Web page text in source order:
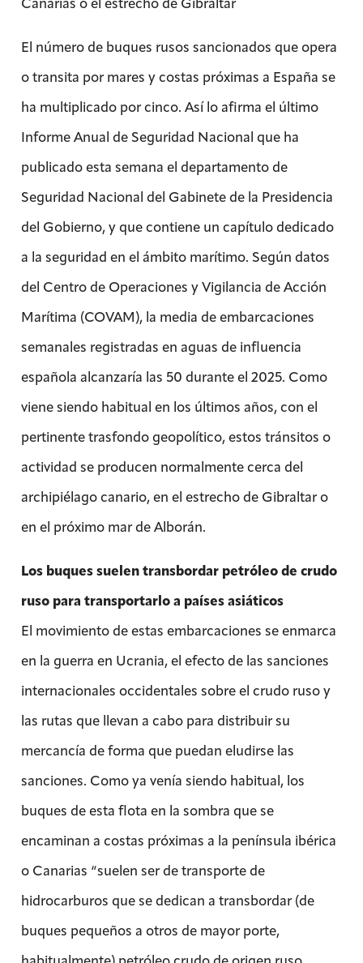
El número de buques rusos sancionados que opera
o transita por mares y costas próximas a España se
ha multiplicado por cinco. Así lo afirma el último
Informe Anual de Seguridad Nacional que ha
publicado esta semana el departamento de
Seguridad Nacional del Gabinete de la Presidencia
del Gobierno, y que contiene un capítulo dedicado
a la seguridad en el ámbito marítimo. Según datos
del Centro de Operaciones y Vigilancia de Acción
Marítima (COVAM), la media de embarcaciones
semanales registradas en aguas de influencia
española alcanzaría las 50 durante el 2025. Como
viene siendo habitual en los últimos años, con el
pertinente trasfondo geopolítico, estos tránsitos o
actividad se producen normalmente cerca del
archipiélago canario, en el estrecho de Gibraltar o
en el próximo mar de Alborán.
Los buques suelen transbordar petróleo de crudo
ruso para transportarlo a países asiáticos
El movimiento de estas embarcaciones se enmarca
en la guerra en Ucrania, el efecto de las sanciones
internacionales occidentales sobre el crudo ruso y
las rutas que llevan a cabo para distribuir su
mercancía de forma que puedan eludirse las
sanciones. Como ya venía siendo habitual, los
buques de esta flota en la sombra que se
encaminan a costas próximas a la península ibérica
o Canarias “suelen ser de transporte de
hidrocarburos que se dedican a transbordar (de
buques pequeños a otros de mayor porte,